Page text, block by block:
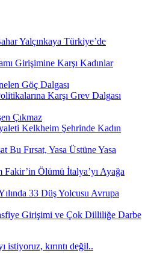
Yalçınkaya Türkiye’de
Girişimine Karşı Kadınlar
Göç Dalgası
Karşı Grev Dalgası
Çıkmaz
Kelkheim Şehrinde Kadın
Bu Fırsat, Yasa Üstüne Yasa
Fakir’in Ölümü İtalya’yı Ayağa
33 Düş Yolcusu Avrupa
Girişimi ve Çok Dilliliğe Darbe